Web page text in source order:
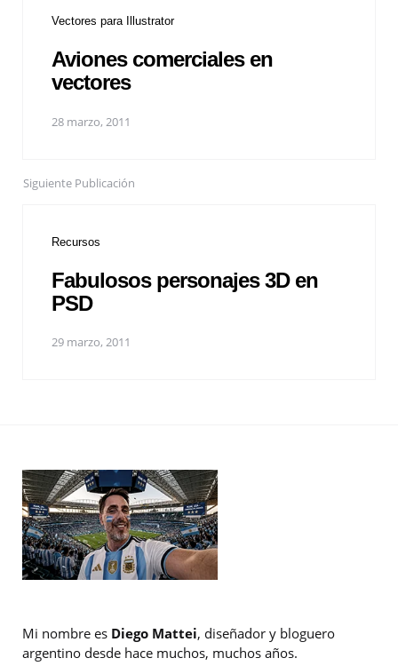
Vectores para Illustrator
Aviones comerciales en
vectores
28 marzo, 2011
Siguiente Publicación
Recursos
Fabulosos personajes 3D en
PSD
29 marzo, 2011
Mi nombre es Diego Mattei, diseñador y bloguero
argentino desde hace muchos, muchos años.